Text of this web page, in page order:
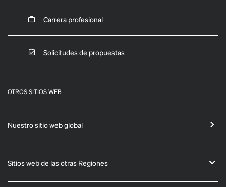
Carrera profesional
Solicitudes de propuestas
OTROS SITIOS WEB
Nuestro sitio web global
Sitios web de las otras Regiones